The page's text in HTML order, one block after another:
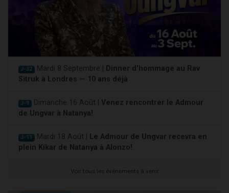
J-32 Mardi 8 Septembre |
Dinner d'hommage au Rav
Sitruk à Londres — 10 ans déjà
J-9 Dimanche 16 Août | Venez rencontrer le Admour
de Ungvar à Natanya!
J-11 Mardi 18 Août |
Le Admour de Ungvar recevra en
plein Kikar de Natanya à Alonzo!
Voir tous les événements à venir